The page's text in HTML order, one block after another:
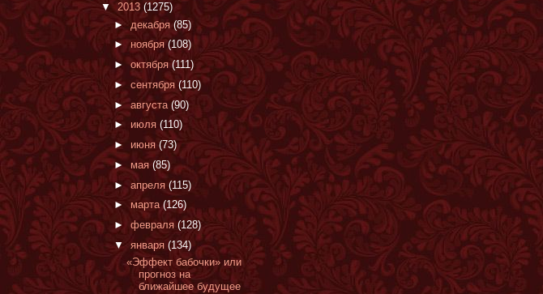
▼2013 (1275)
► декабря(85)
► ноября(108)
►октября (111)
► сентября (110)
►августа (90)
► июля (110)
► июня (73)
► мая (85)
► апреля (115)
► марта(126)
► февраля (128)
▼ января (134)
«Эффект бабочки» или
прогноз на
ближайшее будущее